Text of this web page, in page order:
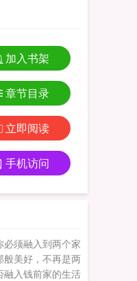
加入书架
章节目录
立即阅读
手机访问
须融入到两个家
般美好，不再是两
融入钱前家的生活